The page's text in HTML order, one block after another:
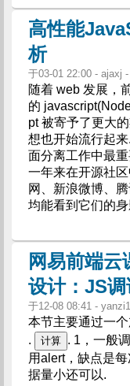
高性能
析
于03-01 22:00 - ajaxj -
随着 web 发展，
的
pt 被寄予了更大
想也开始流行起
面分离工作中最
一年来在开源社
网、新浪微博、
均能看到它们的身
网易前端
设计：JS调
于12-08 08:41 -
本节主要通过一
.
计算
. 1，一般
用alert，缺点是
据量小还可以.